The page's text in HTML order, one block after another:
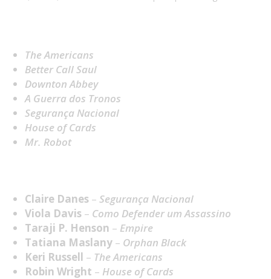
The Americans
Better Call Saul
Downton Abbey
A Guerra dos Tronos
Segurança Nacional
House of Cards
Mr. Robot
Claire Danes – Segurança Nacional
Viola Davis – Como Defender um Assassino
Taraji P. Henson – Empire
Tatiana Maslany – Orphan Black
Keri Russell – The Americans
Robin Wright – House of Cards